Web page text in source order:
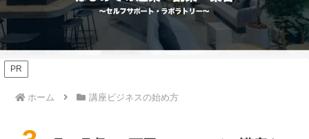
PR
ホーム 講座ビジネスの始め方